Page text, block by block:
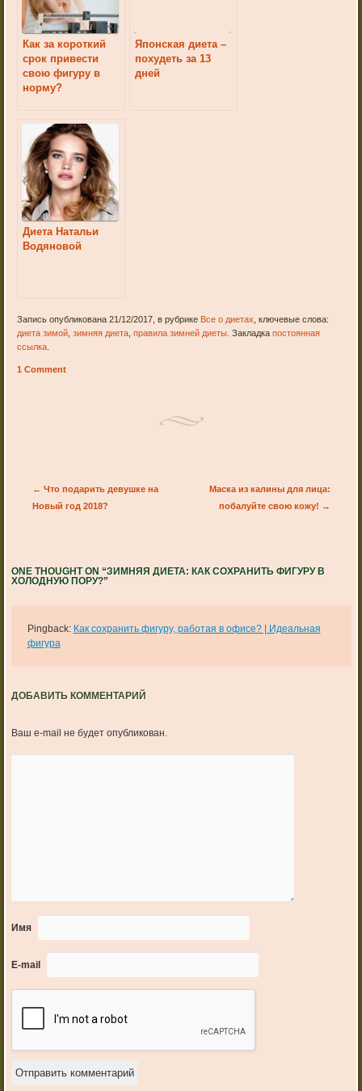
Как за короткий
срок привести
свою фигуру в
норму?
Японская диета –
похудеть за 13
дней
Диета Натальи
Водяновой
Запись опубликована 21/12/2017, в рубрике Все о диетах , ключевые слова:
диета зимой ,зимняя диета ,правила зимней диеты . Закладкапостоянная
ссылка
1 Comment
Post navigation
← Что подарить девушке на
Новый год 2018?
Маска из калины для лица:
побалуйте свою кожу! →
ONE THOUGHT ON “ЗИМНЯЯ ДИЕТА: КАК СОХРАНИТЬ ФИГУРУ В
ХОЛОДНУЮ ПОРУ?”
Pingback: Как сохранить фигуру, работая в офисе? | Идеальная
фигура
ДОБАВИТЬ КОММЕНТАРИЙ
Ваш e-mail не будет опубликован.
Имя
E-mail